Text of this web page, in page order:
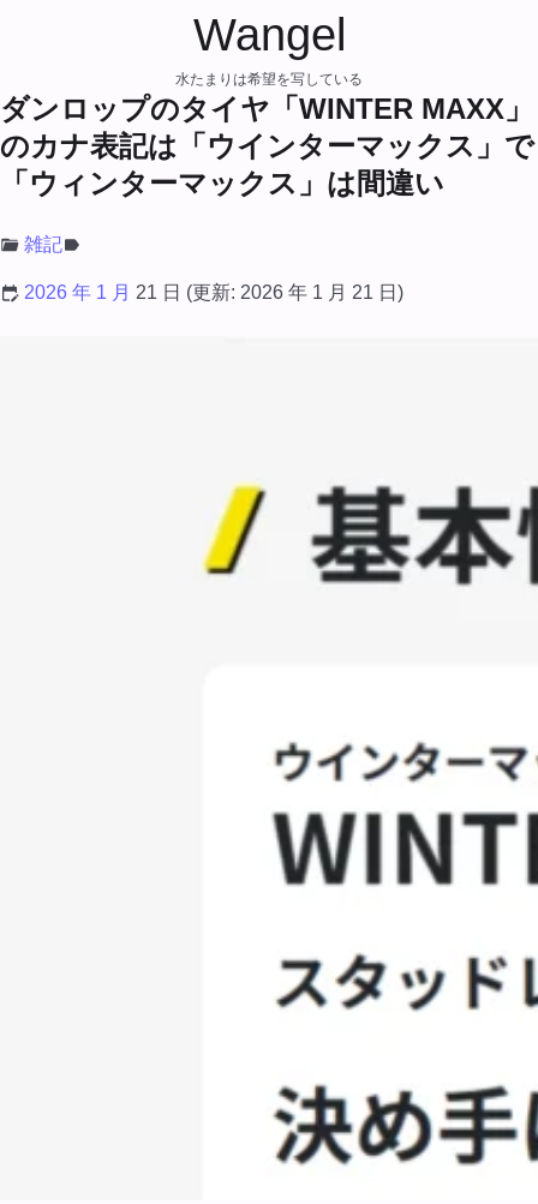
Wangel
水たまりは希望を写している
ダンロップのタイヤ「WINTER MAXX」
のカナ表記は「ウインターマックス」で
「ウィンターマックス」は間違い
雑記
2026 年 1 月 21 日 (更新: 2026 年 1 月 21 日 )